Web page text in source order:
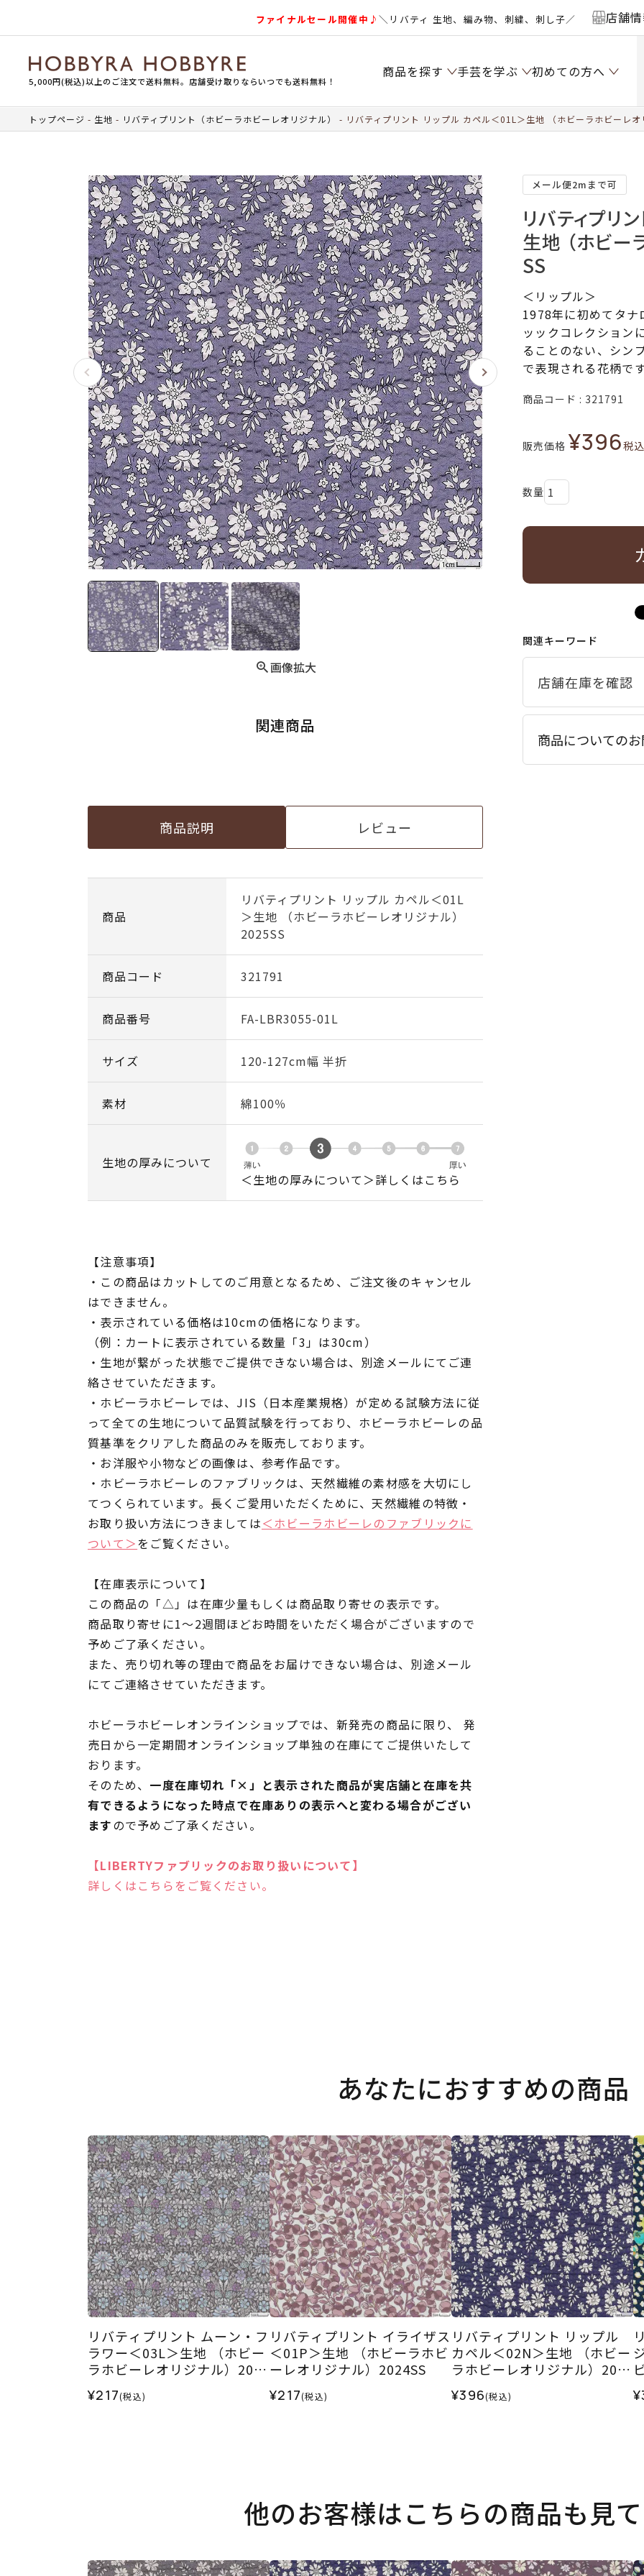
ファイナルセール開催中♪＼リバティ 生地、編み物、刺繍、刺し子／ 店舗
5,000円(税込)以上のご注文で送料無料。店舗受け取りならいつでも送料無料！
商品を探す 手芸を学ぶ 初めての方へ
トップページ 生地 リバティプリント（ホビーラホビーレオリジナル） リバティプリント リップル カペル＜01L＞生地 （ホビーラホビーレ
画像拡大
関連商品
商品説明 レビュー
商品
リバティプリント リップル カペル＜01L
＞生地 （ホビーラホビーレオリジナル）
2025SS
商品コード 321791
商品番号 FA-LBR3055-01L
サイズ 120-127cm幅 半折
素材 綿100％
生地の厚みについて
＜生地の厚みについて＞詳しくはこちら
【注意事項】
・この商品はカットしてのご用意となるため、ご注文後のキャンセル
はできません。
・表示されている価格は10cmの価格になります。
（例：カートに表示されている数量「3」は30cm）
・生地が繋がった状態でご提供できない場合は、別途メールにてご連
絡させていただきます。
・ホビーラホビーレでは、JIS（日本産業規格）が定める試験方法に従
って全ての生地について品質試験を行っており、ホビーラホビーレの品
質基準をクリアした商品のみを販売しております。
・お洋服や小物などの画像は、参考作品です。
・ホビーラホビーレのファブリックは、天然繊維の素材感を大切にし
てつくられています。長くご愛用いただくために、天然繊維の特徴・
お取り扱い方法につきましては＜ホビーラホビーレのファブリックに
ついて＞をご覧ください。
【在庫表示について】
この商品の「△」は在庫少量もしくは商品取り寄せの表示です。
商品取り寄せに1～2週間ほどお時間をいただく場合がございますので
予めご了承ください。
また、売り切れ等の理由で商品をお届けできない場合は、別途メール
にてご連絡させていただきます。
ホビーラホビーレオンラインショップでは、新発売の商品に限り、 発
売日から一定期間オンラインショップ単独の在庫にてご提供いたして
おります。
そのため、 一度在庫切れ「×」と表示された商品が実店舗と在庫を共
有できるようになった時点で在庫ありの表示へと変わる場合がござい
ますので予めご了承ください。
【LIBERTYファブリックのお取り扱いについて】
詳しくはこちらをご覧ください。
メール便2mまで可
リバティプリ
生地 （ホビー
SS
＜リップル＞
1978年に初めてタナ
ッックコレクション
ることのない、シン
で表現される花柄です
商品コード 321791
販売価格 ¥396税込
関連キーワード
商品についての
あなたにおすすめの商品
リバティプリント ムーン・フ
ラワー＜03L＞生地 （ホビー
ラホビーレオリジナル）2024
¥217(税込)
リバティプリント イライザス
＜01P＞生地 （ホビーラホビ
ーレオリジナル）2024SS
¥217(税込)
リバティプリント リップル
カペル＜02N＞生地 （ホビー
ラホビーレオリジナル）2025
¥396(税込)
他のお客様はこちらの商品も見